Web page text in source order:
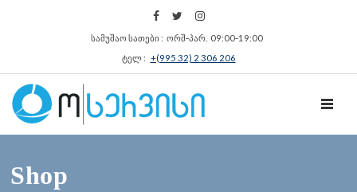
სამუშაო სათები : ორშ‑პარ. 09:00‑19:00
ტელ : +(995 32) 2 306 206
Shop